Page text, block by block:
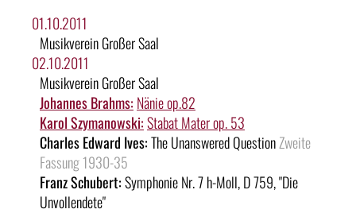
01.10.2011
Musikverein Großer Saal
02.10.2011
Musikverein Großer Saal
Johannes Brahms: Nänie op.82
Karol Szymanowski:Stabat Mater op. 53
Charles Edward Ives:The Unanswered QuestionZweite
Fassung 1930-35
Franz Schubert:Symphonie Nr. 7 h-Moll, D 759, "Die
Unvollendete"